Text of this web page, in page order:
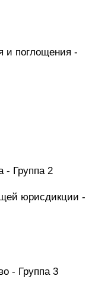
и поглощения -
- Группа 2
юрисдикции -
- Группа 3